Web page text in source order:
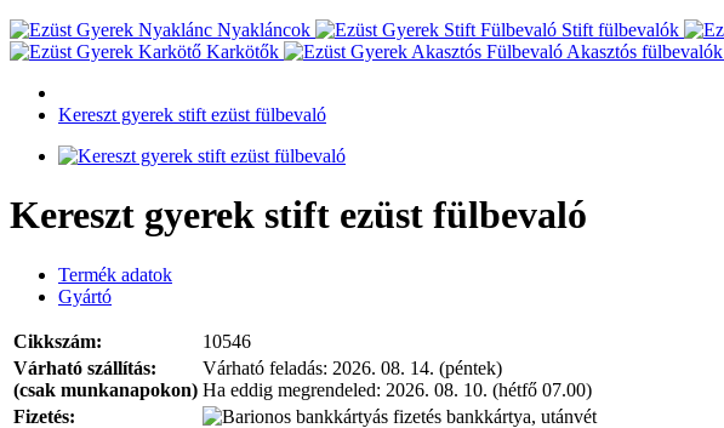
Nyakláncok
Stift fülbevalók
Karkötők
Akasztós fülbevalók
Kereszt gyerek stift ezüst fülbevaló
Kereszt gyerek stift ezüst fülbevaló
Termék adatok
Gyártó
Cikkszám:
10546
Várható szállítás:
(csak munkanapokon)
Várható feladás: 2026. 08. 14. (péntek)
Ha eddig megrendeled: 2026. 08. 10. (hétfő 07.00)
Fizetés:
bankkártya, utánvét